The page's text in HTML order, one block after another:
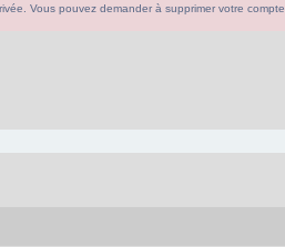
Vous pouvez demander à supprimer votre compte